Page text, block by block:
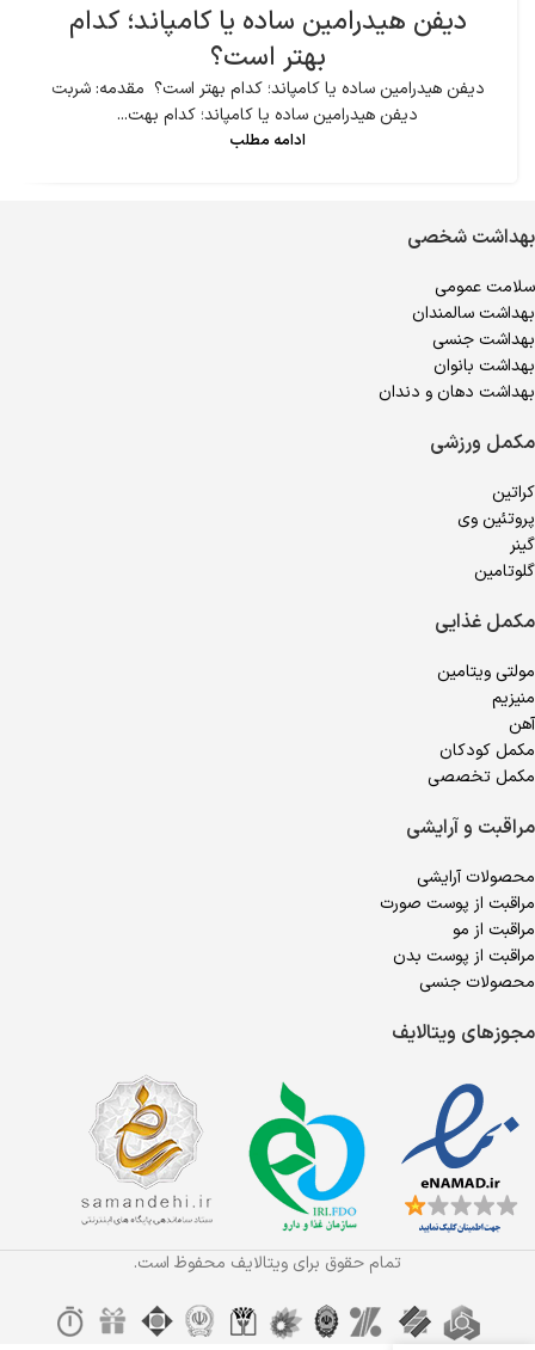
دیفن هیدرامین ساده یا کامپاند؛ کدام
بهتر است؟
دیفن هیدرامین ساده یا کامپاند؛ کدام بهتر است؟ مقدمه: شربت
دیفن هیدرامین ساده یا کامپاند؛ کدام بهت...
ادامه مطلب
بهداشت شخصی
سلامت عمومی
بهداشت سالمندان
بهداشت جنسی
بهداشت بانوان
بهداشت دهان و دندان
مکمل ورزشی
کراتین
پروتئین وی
گینر
گلوتامین
مکمل غذایی
مولتی ویتامین
منیزیم
آهن
مکمل کودکان
مکمل تخصصی
مراقبت و آرایشی
محصولات آرایشی
مراقبت از پوست صورت
مراقبت از مو
مراقبت از پوست بدن
محصولات جنسی
مجوزهای ویتالایف
تمام حقوق برای ویتالایف محفوظ است.